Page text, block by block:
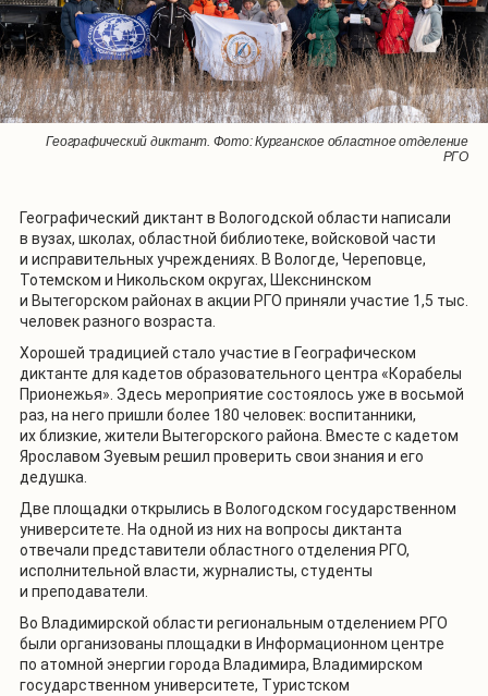
Географический диктант. Фото: Курганское областное отделение
РГО
Географический диктант. Фото: Курганское областное отделение
РГО
Географический диктант. Фото: Бурятское республиканское
отделение РГО
Географический диктант. Фото: Отделение РГО в Республике
Башкортостан
Географический диктант. Фото: Ставропольское краевое отделение
РГО
Географический диктант. Фото: Отделение РГО в Донецкой Народной
Республике
Географический диктант. Фото: Отделение РГО в Республике
Калмыкия
Географический диктант. Фото: Липецкое областное отделение РГО
Географический диктант в Вологодской области написали
в вузах, школах, областной библиотеке, войсковой части
и исправительных учреждениях. В Вологде, Череповце,
Тотемском и Никольском округах, Шекснинском
и Вытегорском районах в акции РГО приняли участие 1,5 тыс.
человек разного возраста.
Хорошей традицией стало участие в Географическом
диктанте для кадетов образовательного центра «Корабелы
Прионежья». Здесь мероприятие состоялось уже в восьмой
раз, на него пришли более 180 человек: воспитанники,
их близкие, жители Вытегорского района. Вместе с кадетом
Ярославом Зуевым решил проверить свои знания и его
дедушка.
Две площадки открылись в Вологодском государственном
университете. На одной из них на вопросы диктанта
отвечали представители областного отделения РГО,
исполнительной власти, журналисты, студенты
и преподаватели.
Во Владимирской области региональным отделением РГО
были организованы площадки в Информационном центре
по атомной энергии города Владимира, Владимирском
государственном университете, Туристском